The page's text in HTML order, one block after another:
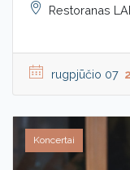
Restoranas
rugpjūčio 07
Koncertai